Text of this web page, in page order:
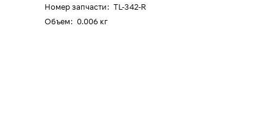
Номер запчасти: TL-342-R
Oбъем: 0.006 кг